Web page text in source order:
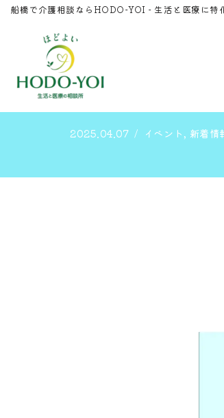
テ
ツ
キ
船橋で介護相談ならHODO-YOI - 生活と医療に特
ホーム
「第8回 ほ
2025.04.07 イベント, 新着情